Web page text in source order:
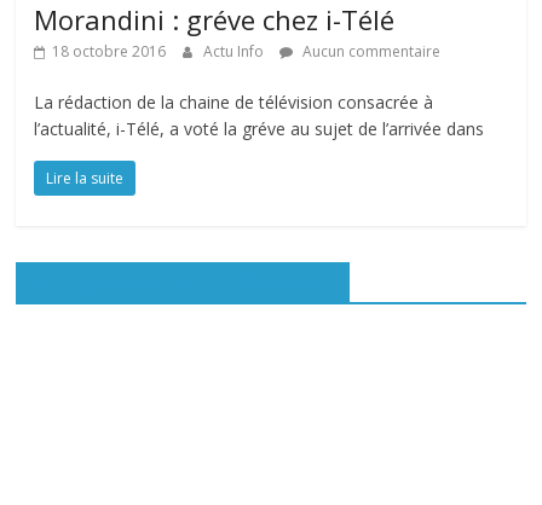
Morandini : gréve chez i-Télé
18 octobre 2016 Actu Info Aucun commentaire
La rédaction de la chaine de télévision consacrée à
l’actualité, i-Télé, a voté la gréve au sujet de l’arrivée dans
Lire la suite